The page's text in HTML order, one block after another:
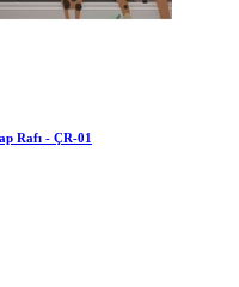
Rafı - ÇR-01